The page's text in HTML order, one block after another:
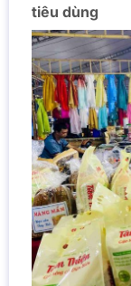
tiêu dùng